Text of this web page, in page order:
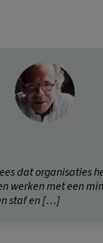
dat organisaties
werken met een
staf en […]